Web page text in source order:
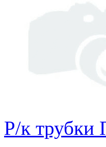
Р/к трубки